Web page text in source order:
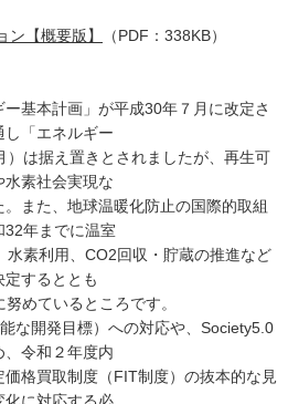
【概要版】
（PDF：338KB）
本計画」が平成30年７月に改定さ
し「エネルギー
は据え置きとされましたが、再生可
素社会実現な
また、地球温暖化防止の国際的取組
32年までに温室
素利用、CO2回収・貯蔵の推進など
するととも
めているところです。
開発目標）への対応や、Society5.0
令和２年度内
格買取制度（FIT制度）の抜本的な見